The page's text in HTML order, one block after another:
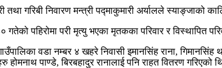
गरिबी निवारण मन्त्री पद्‍माकुमारी अर्यालले स्याङ्जाको
पहिरोमा परी मृत्यु भएका मृतकका परिवार र विस्थापित
वडा नम्बर ४ खहरे निवासी इमानसिंह राना,
होमनाथ पाण्डे, बिरबहादुर रानालाई पनि राहत वितरण गरिएको